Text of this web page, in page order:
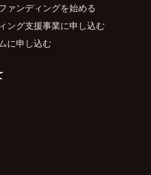
ァンディングを始める
ング支援事業に申し込む
に申し込む